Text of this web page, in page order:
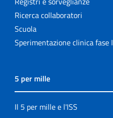
Ricerca collaboratori
Scuola
Sperimentazione clinica fase I
5 per mille
Il 5 per mille e l'ISS